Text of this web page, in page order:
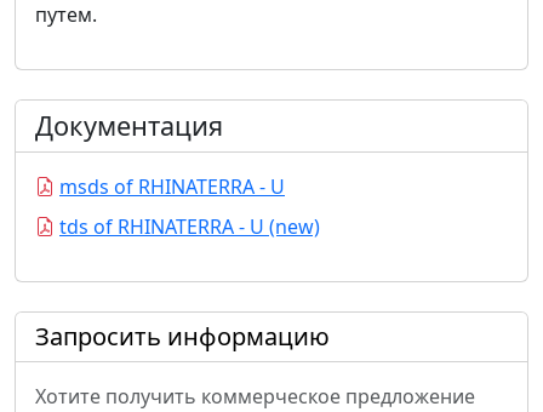
путем.
Документация
msds of RHINATERRA - U
tds of RHINATERRA - U (new)
Запросить информацию
Хотите получить коммерческое предложение